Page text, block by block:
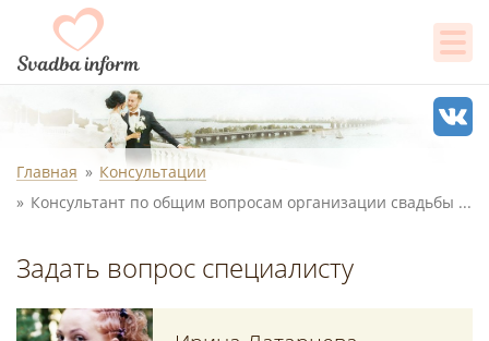
Главная
Консультации
Консультант по общим вопросам организации свадьбы Ирина Латарцева
Задать вопрос специалисту